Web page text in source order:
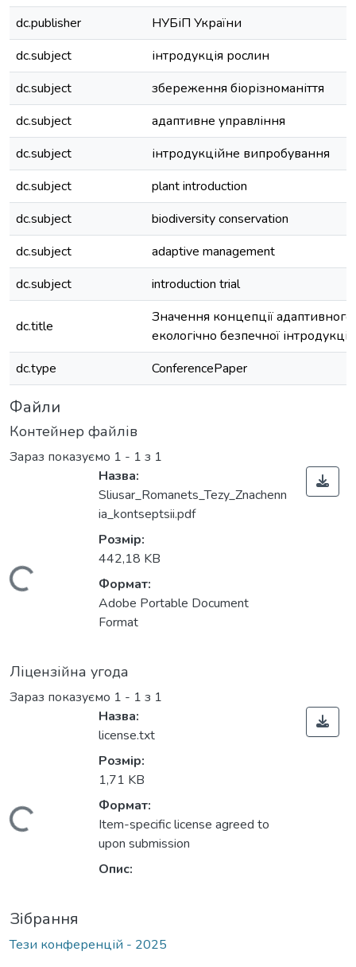
dc.publisher
НУБіП України
dc.subject
інтродукція рослин
dc.subject
збереження біорізноманіття
dc.subject
адаптивне управління
dc.subject
інтродукційне випробування
dc.subject
plant introduction
dc.subject
biodiversity conservation
dc.subject
adaptive management
dc.subject
introduction trial
dc.title
Значення концепції адаптивного
екологічно безпечної
dc.type
ConferencePaper
Файли
Контейнер файлів
Зараз показуємо 1 - 1 з 1
Вантажиться...
Назва:
Sliusar_Romanets_Tezy_Znachenn
ia_kontseptsii.pdf
Розмір:
442,18 KB
Формат:
Adobe Portable Document
Format
Ліцензійна угода
Зараз показуємо 1 - 1 з 1
Вантажиться...
Назва:
license.txt
Розмір:
1,71 KB
Формат:
Item-specific license agreed to
upon submission
Опис:
Зібрання
Тези конференцій - 2025